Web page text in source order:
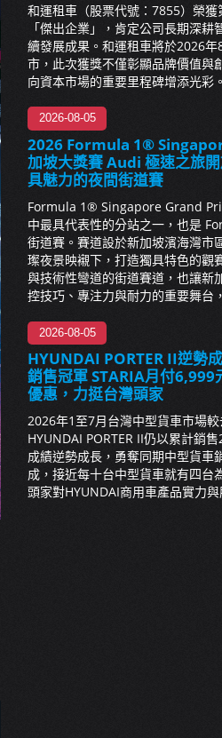
和運租車（股票代號：7855）榮
「傑出企業」，肯定公司長期深耕
續發展成果。和運租車將於2026
市，此次獲獎不僅彰顯品牌價值與
向資本市場的重要里程碑增添光彩
2026-08-05
2026 Formula 1®
加坡大獎賽 Audi 極速之旅
具魅力的夜間街道賽
Formula 1® Singapore Grand
中最具代表性的分站之一，也是
街道賽。賽道設於新加坡濱海灣市
璨夜景映襯下，打造獨具特色的觀
與技術性彎道的街道賽道，也讓新
控技巧、專注力與耐力的重要舞台
2026-08-05
HYUNDAI PORTER II逆勢
銷售冠軍 STARIA月付6,999
優惠，力挺台灣頭家
2026年1至7月台灣中型貨車市場較
HYUNDAI PORTER II仍以累計銷
成績逆勢成長，勇奪同期中型貨車
成，接近每十台中型貨車就有四台
頭家對HYUNDAI商用車產品實力